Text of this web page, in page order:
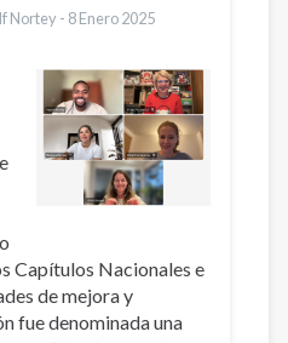
Nortey - 8 Enero 2025
Capítulos Nacionales e
de mejora y
fue denominada una